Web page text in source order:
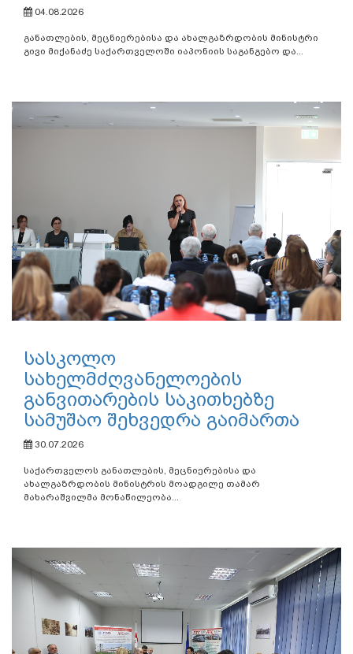
04.08.2026
განათლების, მეცნიერებისა და ახალგაზრდობის მინისტრი
გივი მიქანაძე საქართველოში იაპონიის საგანგებო და...
სასკოლო
სახელმძღვანელოების
განვითარების საკითხებზე
სამუშაო შეხვედრა გაიმართა
30.07.2026
საქართველოს განათლების, მეცნიერებისა და
ახალგაზრდობის მინისტრის მოადგილე თამარ
მახარაშვილმა მონაწილეობა...